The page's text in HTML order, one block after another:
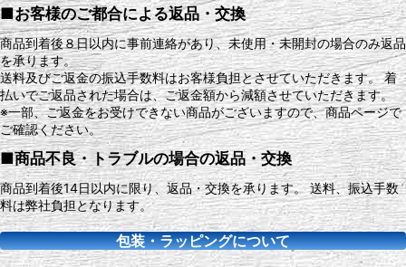
■お客様のご都合による返品・交換
商品到着後８日以内に事前連絡があり、未使用・未開封の場合のみ返品
を承ります。
送料及びご返金の振込手数料はお客様負担とさせていただきます。 着
払いでご返品された場合は、ご返金額から減額させていただきます。
※一部、ご返金をお受けできない商品がございますので、商品ページで
ご確認ください。
■商品不良・トラブルの場合の返品・交換
商品到着後14日以内に限り、返品・交換を承ります。 送料、振込手数
料は弊社負担となります。
包装・ラッピングについて